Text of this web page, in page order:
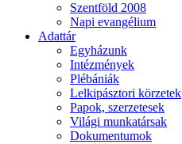
Szentföld 2008
Napi evangélium
Adattár
Egyházunk
Intézmények
Plébániák
Lelkipásztori körzetek
Papok, szerzetesek
Világi munkatársak
Dokumentumok